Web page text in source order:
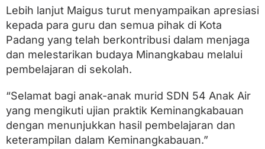
s
u
a
i
r
o
l
W
a
k
o
Lebih lanjut Maigus turut menyampaikan apresiasi
kepada para guru dan semua pihak di Kota
Padang yang telah berkontribusi dalam menjaga
dan melestarikan budaya Minangkabau melalui
pembelajaran di sekolah.
“Selamat bagi anak-anak murid SDN 54 Anak Air
yang mengikuti ujian praktik Keminangkabauan
dengan menunjukkan hasil pembelajaran dan
keterampilan dalam Keminangkabauan.”